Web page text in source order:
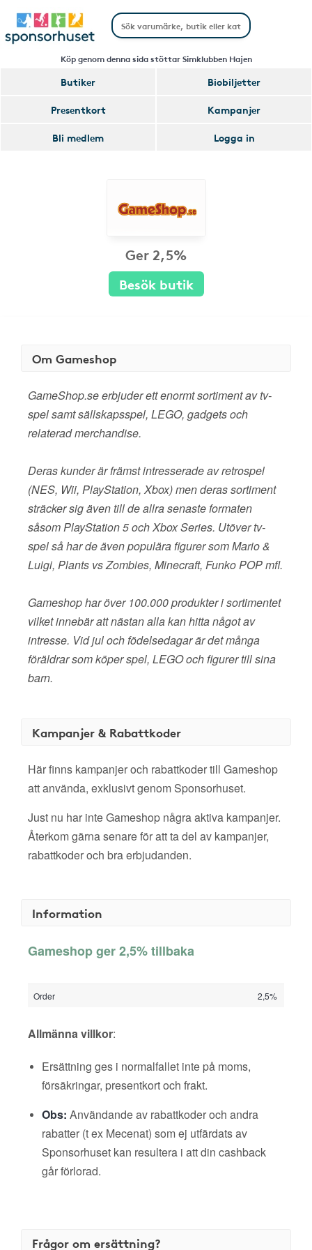
Köp genom denna sida stöttar Simklubben Hajen
Butiker
Biobiljetter
Presentkort
Kampanjer
Bli medlem
Logga in
Ger 2,5%
Besök butik
Om Gameshop
GameShop.se erbjuder ett enormt sortiment av tv-
spel samt sällskapsspel, LEGO, gadgets och
relaterad merchandise.
Deras kunder är främst intresserade av retrospel
(NES, Wii, PlayStation, Xbox) men deras sortiment
sträcker sig även till de allra senaste formaten
såsom PlayStation 5 och Xbox Series. Utöver tv-
spel så har de även populära figurer som Mario &
Luigi, Plants vs Zombies, Minecraft, Funko POP mfl.
Gameshop har över 100.000 produkter i sortimentet
vilket innebär att nästan alla kan hitta något av
intresse. Vid jul och födelsedagar är det många
föräldrar som köper spel, LEGO och figurer till sina
barn.
Kampanjer & Rabattkoder
Här finns kampanjer och rabattkoder till Gameshop
att använda, exklusivt genom Sponsorhuset.
Just nu har inte Gameshop några aktiva kampanjer.
Återkom gärna senare för att ta del av kampanjer,
rabattkoder och bra erbjudanden.
Information
Gameshop ger 2,5% tillbaka
Order 2,5%
Allmänna villkor:
Ersättning ges i normalfallet inte på moms,
försäkringar, presentkort och frakt.
Obs: Användande av rabattkoder och andra
rabatter (t ex Mecenat) som ej utfärdats av
Sponsorhuset kan resultera i att din cashback
går förlorad.
Frågor om ersättning?